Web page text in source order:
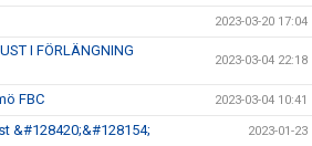
2023-03-20 17:04
I FÖRLÄNGNING
2023-03-04 22:18
FBC 2023-03-04 10:41
&#128420;&#128154; 2023-01-23